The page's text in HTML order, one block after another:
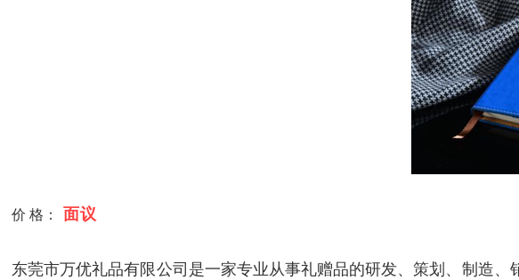
价 格： 面议
东莞市万优礼品有限公司是一家专业从事礼赠品的研发、策划、制造